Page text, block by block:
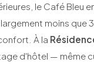
le Café Bleu
moins que
À la
d'hôtel — même